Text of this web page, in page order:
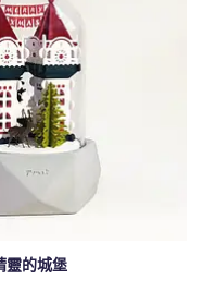
靈的城堡